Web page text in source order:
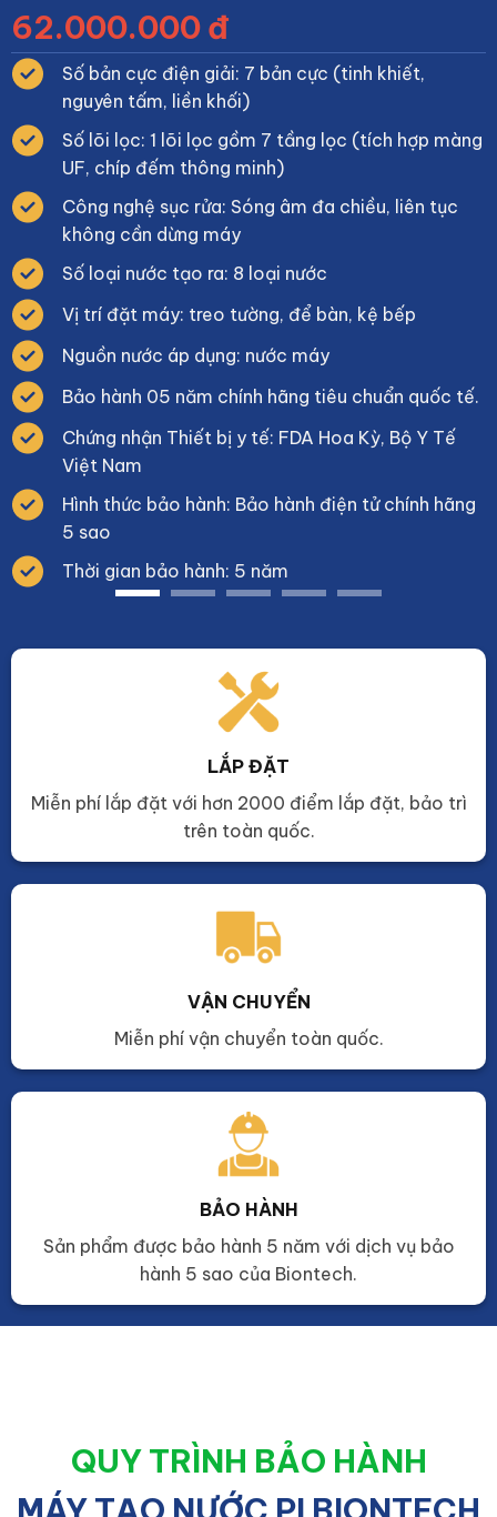
62.000.000 đ
Số bản cực điện giải: 7 bản cực (tinh khiết,
nguyên tấm, liền khối)
Số lõi lọc: 1 lõi lọc gồm 7 tầng lọc (tích hợp màng
UF, chíp đếm thông minh)
Công nghệ sục rửa: Sóng âm đa chiều, liên tục
không cần dừng máy
Số loại nước tạo ra: 8 loại nước
Vị trí đặt máy: treo tường, để bàn, kệ bếp
Nguồn nước áp dụng: nước máy
Bảo hành 05 năm chính hãng tiêu chuẩn quốc tế.
Chứng nhận Thiết bị y tế: FDA Hoa Kỳ, Bộ Y Tế
Việt Nam
Hình thức bảo hành: Bảo hành điện tử chính hãng
5 sao
Thời gian bảo hành: 5 năm
LẮP ĐẶT
Miễn phí lắp đặt với hơn 2000 điểm lắp đặt, bảo trì
trên toàn quốc.
VẬN CHUYỂN
Miễn phí vận chuyển toàn quốc.
BẢO HÀNH
Sản phẩm được bảo hành 5 năm với dịch vụ bảo
hành 5 sao của Biontech.
QUY TRÌNH BẢO HÀNH